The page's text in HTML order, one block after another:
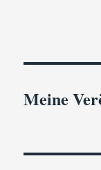
Meine